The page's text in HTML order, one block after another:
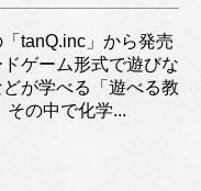
tanQ.inc」から発売
ゲーム形式で遊びな
が学べる「遊べる教
その中で化学...